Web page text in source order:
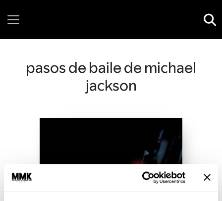
pasos de baile de michael
jackson